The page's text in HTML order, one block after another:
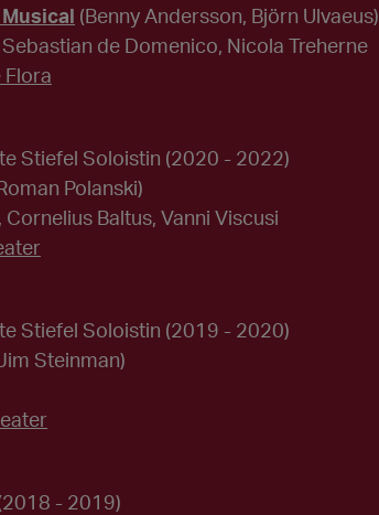
(Benny Andersson, Björn Ulvaeus)
de Domenico, Nicola Treherne
Flora
Stiefel Soloistin (2020 - 2022)
Polanski)
Cornelius Baltus, Vanni Viscusi
Stiefel Soloistin (2019 - 2020)
Steinman)
- 2019)